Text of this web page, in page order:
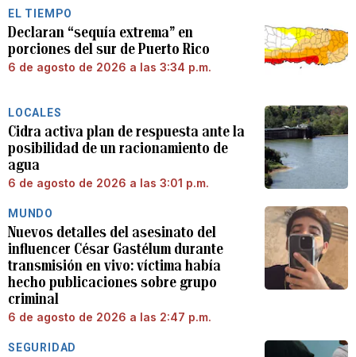
EL TIEMPO
Declaran “sequía extrema” en
porciones del sur de Puerto Rico
6 de agosto de 2026 a las 3:34 p.m.
LOCALES
Cidra activa plan de respuesta ante la
posibilidad de un racionamiento de
agua
6 de agosto de 2026 a las 3:01 p.m.
MUNDO
Nuevos detalles del asesinato del
influencer César Gastélum durante
transmisión en vivo: víctima había
hecho publicaciones sobre grupo
criminal
6 de agosto de 2026 a las 2:47 p.m.
SEGURIDAD